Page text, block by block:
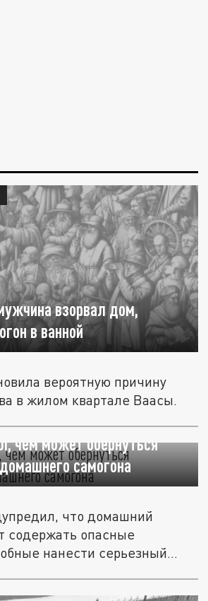
взорвал дом,
в ванной
вероятную причину
в жилом квартале Ваасы.
чем может обернуться
самогона
что домашний
содержать опасные
нанести серьезный